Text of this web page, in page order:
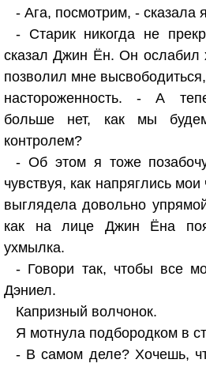
- Ага, посмотрим, - сказала
- Старик никогда не
сказал Джин Ён. Он ослабил
позволил мне
настороженность. - А
больше нет, как мы
контролем?
- Об этом я тоже
чувствуя, как напряглись
выглядела довольно
как на лице Джин Ёна
ухмылка.
- Говори так, чтобы все
Дэниел.
Капризный волчонок.
Я мотнула подбородком в
- В самом деле? Хочешь,